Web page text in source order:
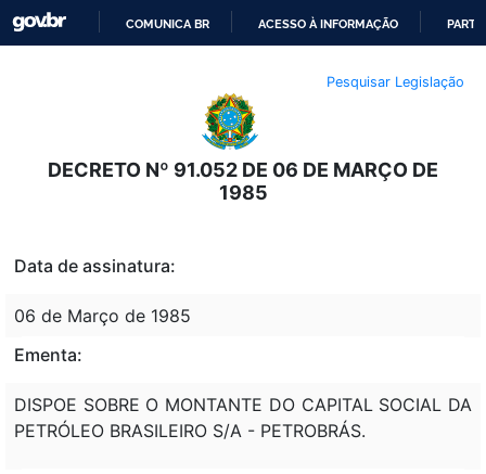
O
CONTEÚDO
COMUNICA BR ACESSO À INFORMAÇÃO
Pesquisar Legislação
DECRETO Nº 91.052 DE 06 DE MARÇO DE
1985
Data de assinatura:
06 de Março de 1985
Ementa:
DISPOE SOBRE O MONTANTE DO CAPITAL SOCIAL DA
PETRÓLEO BRASILEIRO S/A - PETROBRÁS.